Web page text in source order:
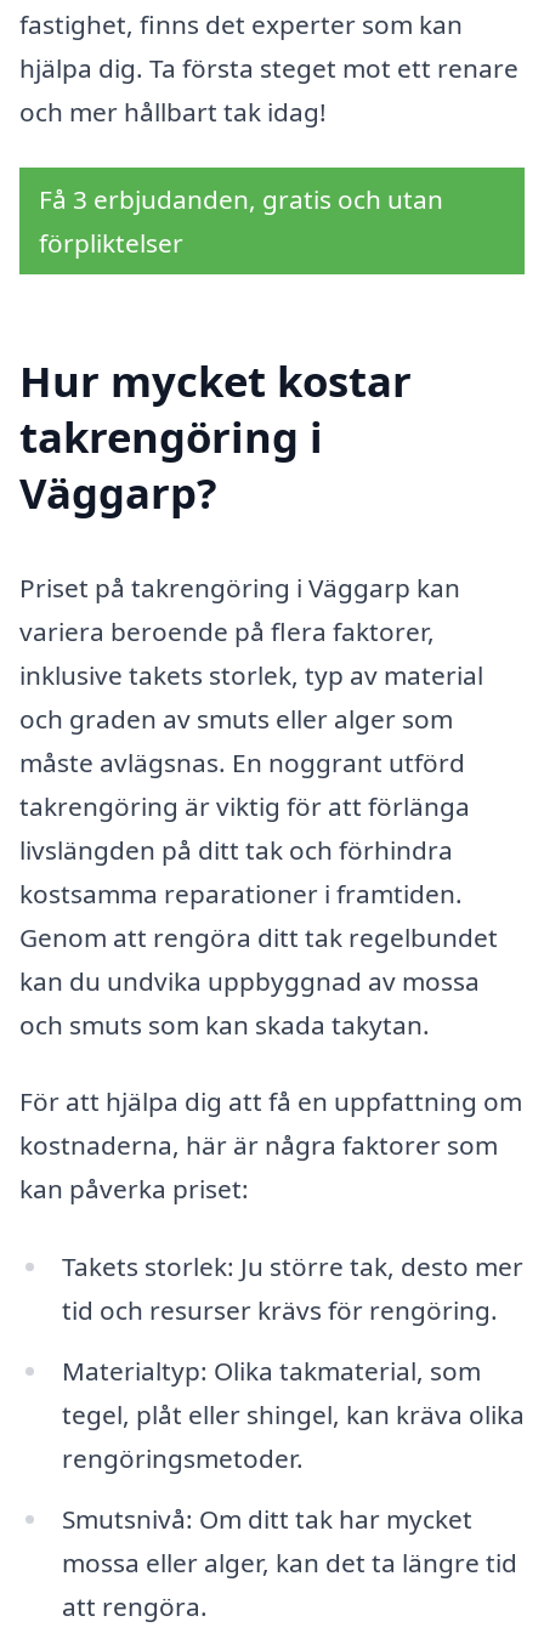
fastighet, finns det experter som kan
hjälpa dig. Ta första steget mot ett renare
och mer hållbart tak idag!
Få 3 erbjudanden, gratis och utan
förpliktelser
Hur mycket kostar
takrengöring i
Väggarp?
Priset på takrengöring i Väggarp kan
variera beroende på flera faktorer,
inklusive takets storlek, typ av material
och graden av smuts eller alger som
måste avlägsnas. En noggrant utförd
takrengöring är viktig för att förlänga
livslängden på ditt tak och förhindra
kostsamma reparationer i framtiden.
Genom att rengöra ditt tak regelbundet
kan du undvika uppbyggnad av mossa
och smuts som kan skada takytan.
För att hjälpa dig att få en uppfattning om
kostnaderna, här är några faktorer som
kan påverka priset:
Takets storlek: Ju större tak, desto mer
tid och resurser krävs för rengöring.
Materialtyp: Olika takmaterial, som
tegel, plåt eller shingel, kan kräva olika
rengöringsmetoder.
Smutsnivå: Om ditt tak har mycket
mossa eller alger, kan det ta längre tid
att rengöra.